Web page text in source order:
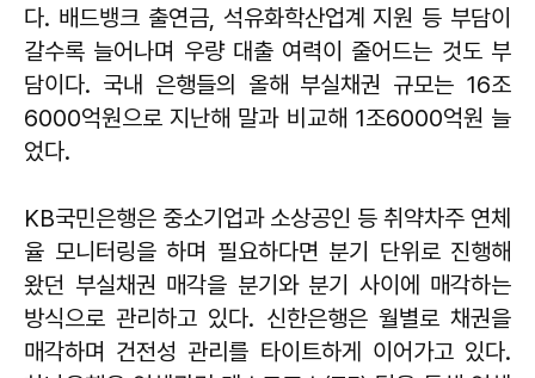
다. 배드뱅크 출연금, 석유화학산업계 지원 등 부담이
갈수록 늘어나며 우량 대출 여력이 줄어드는 것도 부
담이다. 국내 은행들의 올해 부실채권 규모는 16조
6000억원으로 지난해 말과 비교해 1조6000억원 늘
었다.
KB국민은행은 중소기업과 소상공인 등 취약차주 연체
율 모니터링을 하며 필요하다면 분기 단위로 진행해
왔던 부실채권 매각을 분기와 분기 사이에 매각하는
방식으로 관리하고 있다. 신한은행은 월별로 채권을
매각하며 건전성 관리를 타이트하게 이어가고 있다.